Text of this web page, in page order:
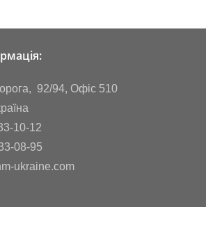
92/94, Офіс 510
10-12
08-95
ukraine.com